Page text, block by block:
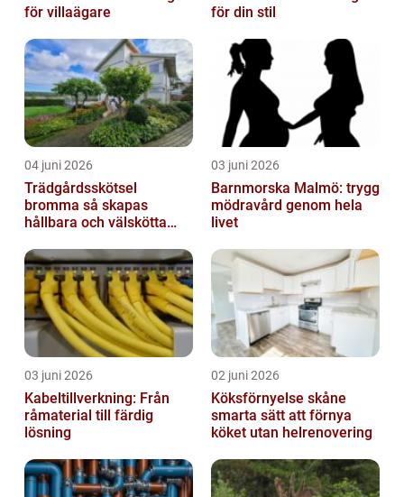
för villaägare
för din stil
04 juni 2026
Trädgårdsskötsel
bromma så skapas
hållbara och välskötta
03 juni 2026
Barnmorska Malmö: trygg
mödravård genom hela
livet
03 juni 2026
Kabeltillverkning: Från
råmaterial till färdig
lösning
02 juni 2026
Köksförnyelse skåne
smarta sätt att förnya
köket utan helrenovering